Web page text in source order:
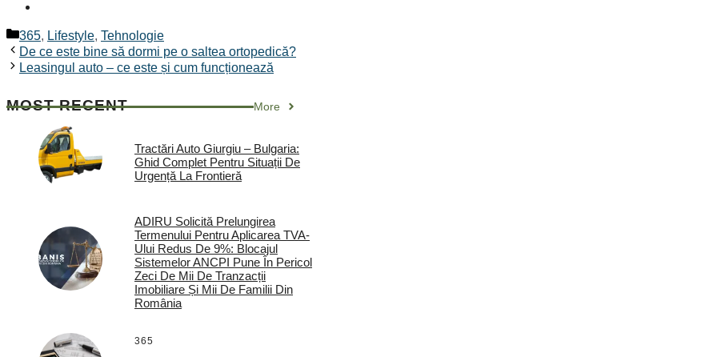
Categorii
365, Lifestyle, Tehnologie
De ce este bine să dormi pe o saltea ortopedică?
Leasingul auto – ce este și cum funcționează
MOST RECENT More
Tractări Auto Giurgiu – Bulgaria:
Ghid Complet Pentru Situații De
Urgență La Frontieră
ADIRU Solicită Prelungirea
Termenului Pentru Aplicarea TVA-
Ului Redus De 9%: Blocajul
Sistemelor ANCPI Pune În Pericol
Zeci De Mii De Tranzacții
Imobiliare Și Mii De Familii Din
România
365